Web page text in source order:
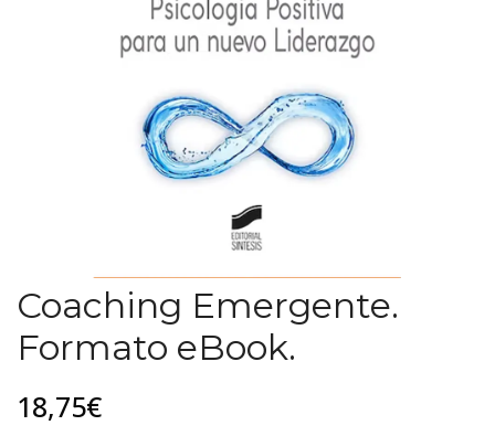
Coaching Emergente.
Formato eBook.
18,75€